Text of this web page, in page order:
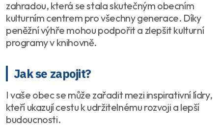
zahradou, která se stala skutečným obecním
kulturním centrem pro všechny generace. Díky
peněžní výhře mohou podpořit a zlepšit kulturní
programy v knihovně.
Jak se zapojit?
I vaše obec se může zařadit mezi inspirativní lídry,
kteří ukazují cestu k udržitelnému rozvoji a lepší
budoucnosti.